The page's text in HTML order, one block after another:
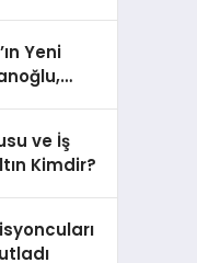
Yeni
ve İş
Kimdir?